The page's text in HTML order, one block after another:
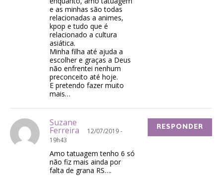
e as minhas são todas
relacionadas a animes,
kpop e tudo que é
relacionado a cultura
asiática.
Minha filha até ajuda a
escolher e graças a Deus
não enfrentei nenhum
preconceito até hoje.
E pretendo fazer muito
mais…
Suzane
Ferreira
12/07/2019 -
19h43
Amo tatuagem tenho 6 só
não fiz mais ainda por
falta de grana RS….
RESPONDER